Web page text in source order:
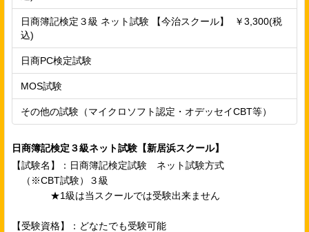
日商簿記検定３級 ネット試験 【今治スクール】 ￥3,300(税
込)
日商PC検定試験
MOS試験
その他の試験（マイクロソフト認定・オデッセイCBT等）
日商簿記検定３級ネット試験【新居浜スクール】
【試験名】：日商簿記検定試験 ネット試験方式
（※CBT試験）３級
★1級は当スクールでは受験出来ません
【受験資格】：どなたでも受験可能